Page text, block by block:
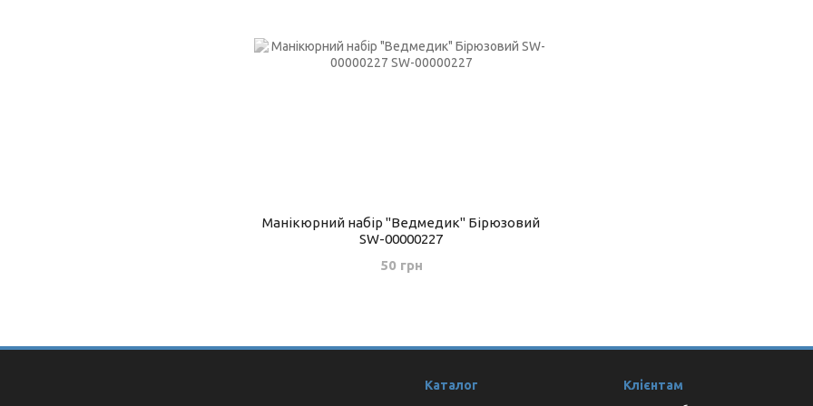
Манікюрний набір "Ведмедик" Бірюзовий
SW-00000227
50 грн
Каталог Клієнтам